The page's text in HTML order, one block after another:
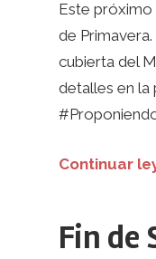
Este próximo
de
cubierta del
detalles en la
Continuar
Fin de